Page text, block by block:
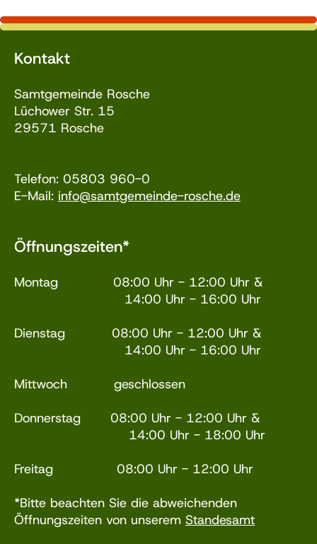
Kontakt
Samtgemeinde Rosche
Lüchower Str. 15
29571 Rosche
Telefon: 05803 960-0
E-Mail: info@samtgemeinde-rosche.de
Öffnungszeiten*
Montag 08:00 Uhr - 12:00 Uhr &
14:00 Uhr - 16:00 Uhr
Dienstag 08:00 Uhr - 12:00 Uhr &
14:00 Uhr - 16:00 Uhr
Mittwoch geschlossen
Donnerstag 08:00 Uhr - 12:00 Uhr &
14:00 Uhr - 18:00 Uhr
Freitag 08:00 Uhr - 12:00 Uhr
*Bitte beachten Sie die abweichenden
Öffnungszeiten von unserem Standesamt